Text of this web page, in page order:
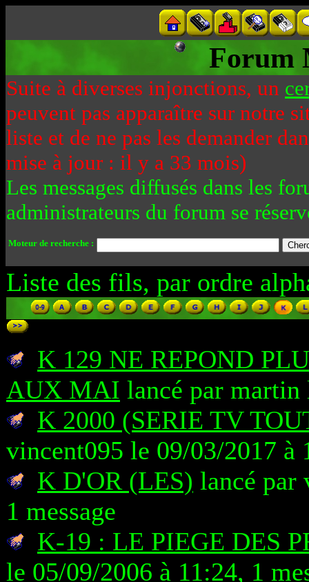
Forum
Suite à diverses injonctions, un
peuvent pas apparaître sur notre
liste et de ne pas les demander
mise à jour : il y a 33 mois)
Les messages diffusés dans les
administrateurs du forum se
Moteur de recherche :
Liste des fils, par ordre
K 129 NE REPOND
AUX MAI lancé par martin
K 2000 (SERIE TV
vincent095 le 09/03/2017 à
K D'OR (LES) lancé par
1 message
K-19 : LE PIEGE DES
le 05/09/2006 à 11:24, 1